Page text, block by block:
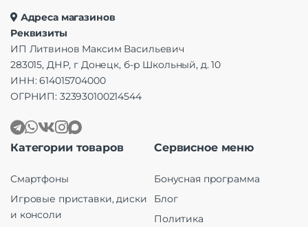
Адреса магазинов
Реквизиты
ИП Литвинов Максим Васильевич
283015, ДНР, г Донецк, б-р Школьный, д. 10
ИНН: 614015704000
ОГРНИП: 323930100214544
Категории товаров
Смартфоны
Игровые приставки, диски
и консоли
Сервисное меню
Бонусная программа
Блог
Политика